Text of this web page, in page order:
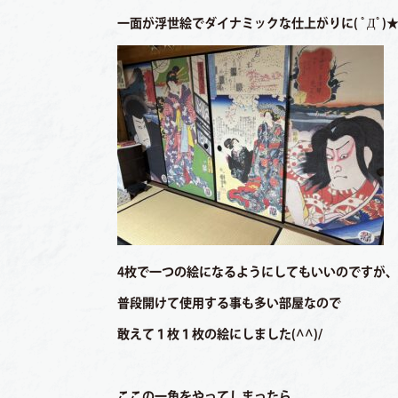
お客様の声
よくある質問
お知らせ
ONLINE SHOP
オンラインショップ
お問い合わせ
一面が浮世絵でダイナミックな仕上がりに( ﾟДﾟ)★
4枚で一つの絵になるようにしてもいいのですが、
普段開けて使用する事も多い部屋なので
敢えて１枚１枚の絵にしました(^^)/